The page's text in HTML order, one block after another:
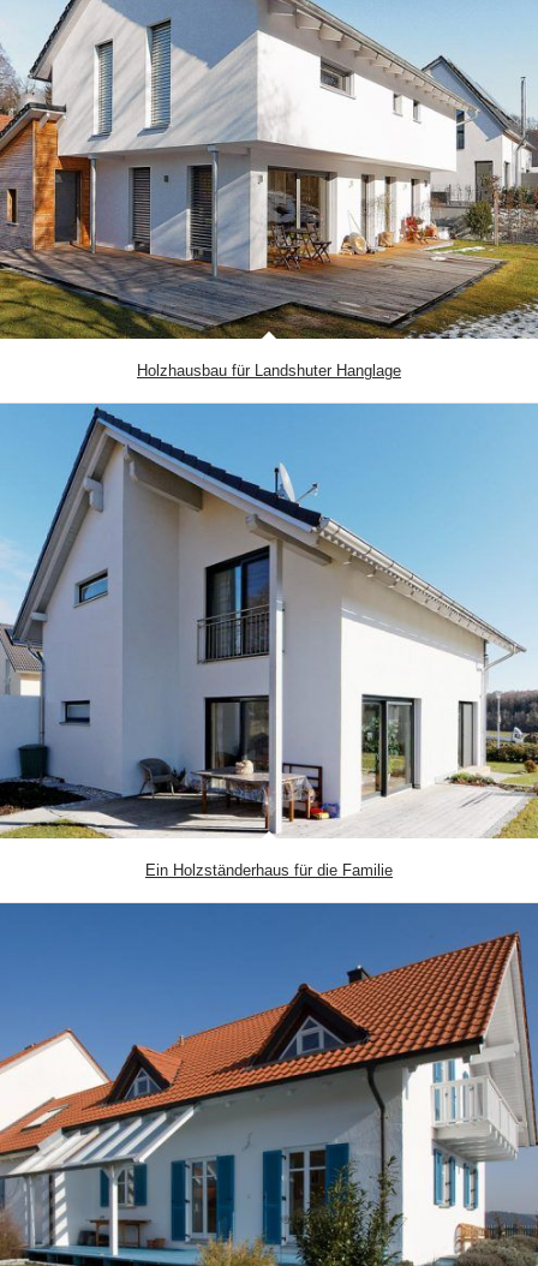
Holzhausbau für Landshuter Hanglage
Ein Holzständerhaus für die Familie